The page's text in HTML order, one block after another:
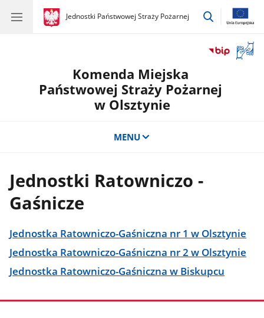
gov.pl
Jednostki Państwowej Straży Pożarnej
gov.pl
Jednostki
przejdź
okno
Komenda Miejska
Państwowej Straży Pożarnej
w Olsztynie
MENU
Jednostki Ratowniczo -
Gaśnicze
Jednostka Ratowniczo-Gaśniczna nr 1 w Olsztynie
Jednostka Ratowniczo-Gaśniczna nr 2 w Olsztynie
Jednostka Ratowniczo-Gaśniczna w Biskupcu